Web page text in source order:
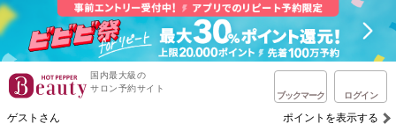
国内最大級の
サロン予約サイト
ブックマーク ログイン
ゲストさん ポイントを表示する